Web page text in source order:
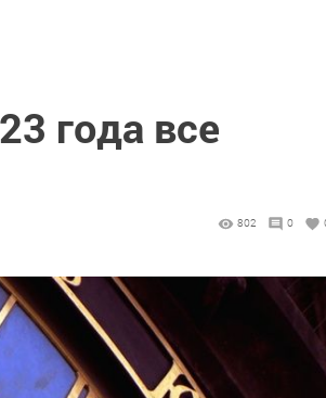
года все
802 0